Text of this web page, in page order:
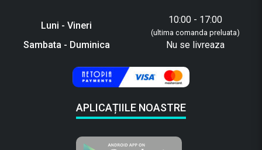
Luni - Vineri 10:00 - 17:00
(ultima comanda preluata)
Sambata - Duminica Nu se livreaza
APLICAȚIILE NOASTRE